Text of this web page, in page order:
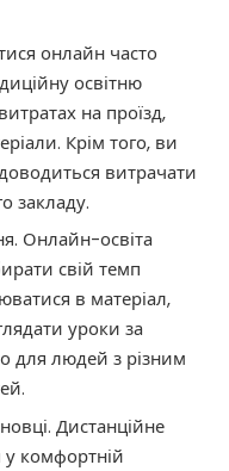
онлайн часто
освітню
на проїзд,
Крім того, ви
витрачати
закладу.
Онлайн-освіта
свій темп
в матеріал,
уроки за
для людей з різним
Дистанційне
у комфортній